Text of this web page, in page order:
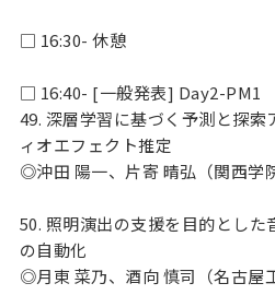
□ 16:30- 休憩
□ 16:40- [一般発表] Day2-PM1
49. 深層学習に基づく予測と探
ィオエフェクト推定
◎沖田 陽一、片寄 晴弘（関西学
50. 照明演出の支援を目的とし
の自動化
◎月東 菜乃、酒向 慎司（名古屋